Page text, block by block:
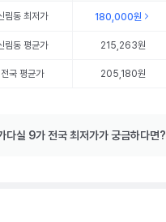
림동최저가 180,000원
림동평균가 215,263원
전국 평균가 205,180원
다실 9가 전국 최저가가 궁금하다면?